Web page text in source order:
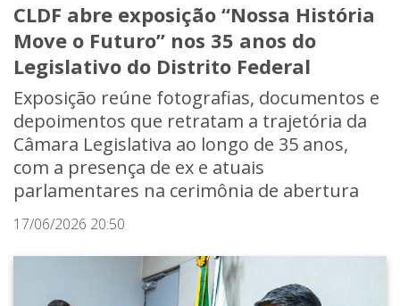
CLDF abre exposição “Nossa História
Move o Futuro” nos 35 anos do
Legislativo do Distrito Federal
Exposição reúne fotografias, documentos e
depoimentos que retratam a trajetória da
Câmara Legislativa ao longo de 35 anos,
com a presença de ex e atuais
parlamentares na cerimônia de abertura
17/06/2026 20:50